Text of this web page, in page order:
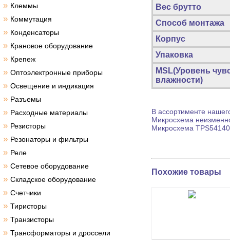
» Клеммы
» Коммутация
» Конденсаторы
» Крановое оборудование
» Крепеж
» Оптоэлектронные приборы
» Освещение и индикация
» Разъемы
» Расходные материалы
» Резисторы
» Резонаторы и фильтры
» Реле
» Сетевое оборудование
» Складское оборудование
» Счетчики
» Тиристоры
» Транзисторы
» Трансформаторы и дроссели
Вес брутто
Способ монтажа
Корпус
Упаковка
MSL(Уровень
влажности)
В ассортименте
Микросхема
Микросхема
Похожие товары